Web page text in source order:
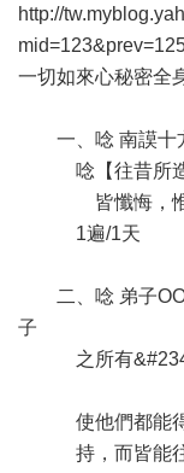
http://
一切如來心秘密全
一、唸 南謨十
唸【往昔所造諸
皆懺悔，惟願
1遍/1天
二、唸 弟子
子
之所有
使他們都能得
持，而皆能往